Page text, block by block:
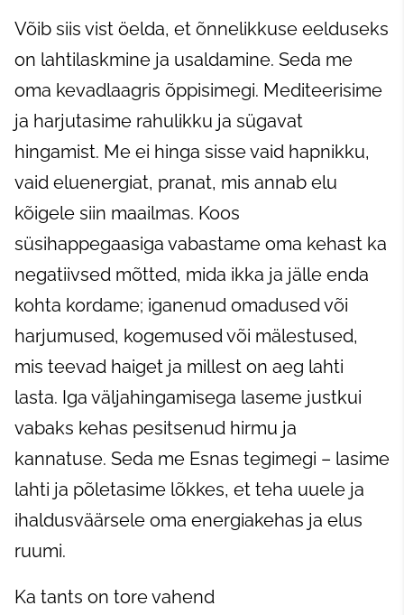
Võib siis vist öelda, et õnnelikkuse eelduseks
on lahtilaskmine ja usaldamine. Seda me
oma kevadlaagris õppisimegi. Mediteerisime
ja harjutasime rahulikku ja sügavat
hingamist. Me ei hinga sisse vaid hapnikku,
vaid eluenergiat, pranat, mis annab elu
kõigele siin maailmas. Koos
süsihappegaasiga vabastame oma kehast ka
negatiivsed mõtted, mida ikka ja jälle enda
kohta kordame; iganenud omadused või
harjumused, kogemused või mälestused,
mis teevad haiget ja millest on aeg lahti
lasta. Iga väljahingamisega laseme justkui
vabaks kehas pesitsenud hirmu ja
kannatuse. Seda me Esnas tegimegi – lasime
lahti ja põletasime lõkkes, et teha uuele ja
ihaldusväärsele oma energiakehas ja elus
ruumi.
Ka tants on tore vahend